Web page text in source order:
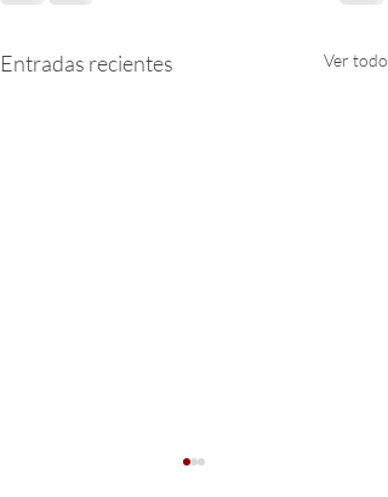
Entradas recientes Ver todo